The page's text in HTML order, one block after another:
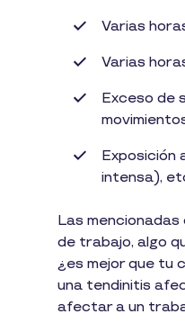
Varias
Varias
Exceso de
Exposición
intensa),
Las
de trabajo, algo
¿es mejor que tu
una tendinitis
afectar a un